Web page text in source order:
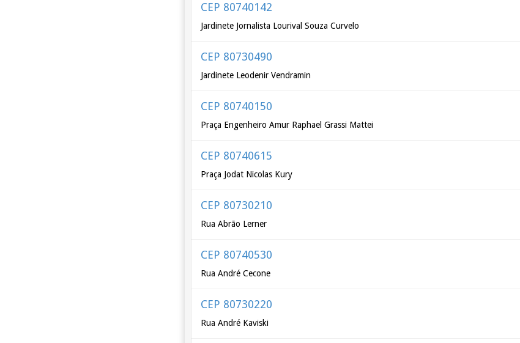
CEP 80740142
Jardinete Jornalista Lourival Souza Curvelo
CEP 80730490
Jardinete Leodenir Vendramin
CEP 80740150
Praça Engenheiro Amur Raphael Grassi Mattei
CEP 80740615
Praça Jodat Nicolas Kury
CEP 80730210
Rua Abrão Lerner
CEP 80740530
Rua André Cecone
CEP 80730220
Rua André Kaviski